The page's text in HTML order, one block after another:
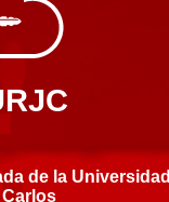
de la Universidad
Carlos